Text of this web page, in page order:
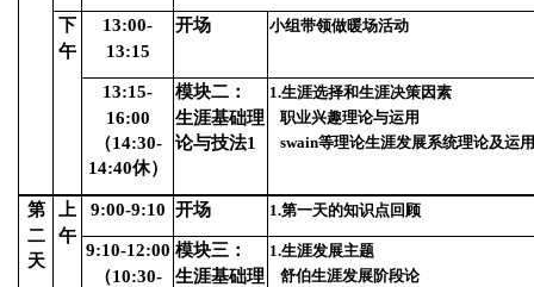
下
午
13:00-
13:15
开场 小组带领做暖场活动
13:15-
16:00
（14:30-
14:40休）
模块二：
生涯基础理
论与技法1
1.生涯选择和生涯决策因素
职业兴趣理论与运用
swain等理论生涯发展系统理论及运用
第
二
天
上
午
9:00-9:10 开场 1.第一天的知识点回顾
9:10-12:00
（10:30-
模块三：
生涯基础理
1.生涯发展主题
舒伯生涯发展阶段论